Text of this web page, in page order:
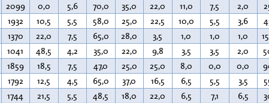
2099 0,0 5,6 70,0 35,0 22,0 11,0 7,5 2,0
1932 10,5 5,5 58,0 25,0 22,5 10,0 5,5 3,6
1370 22,0 7,5 65,0 28,0 3,5 1,0 1,0 1,0
1041 48,5 4,2 35,0 22,0 9,8 3,5 3,5 2,0
1859 18,5 7,5 47,0 25,0 25,0 8,0 0,0 0,0
1792 12,5 4,5 65,0 37,0 16,5 6,5 5,5 3,5
1744 21,5 5,5 48,5 18,0 22,0 6,5 7,1 6,5